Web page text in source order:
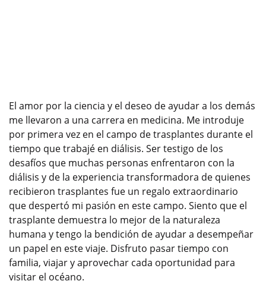
El amor por la ciencia y el deseo de ayudar a los demás
me llevaron a una carrera en medicina. Me introduje
por primera vez en el campo de trasplantes durante el
tiempo que trabajé en diálisis. Ser testigo de los
desafíos que muchas personas enfrentaron con la
diálisis y de la experiencia transformadora de quienes
recibieron trasplantes fue un regalo extraordinario
que despertó mi pasión en este campo. Siento que el
trasplante demuestra lo mejor de la naturaleza
humana y tengo la bendición de ayudar a desempeñar
un papel en este viaje. Disfruto pasar tiempo con
familia, viajar y aprovechar cada oportunidad para
visitar el océano.